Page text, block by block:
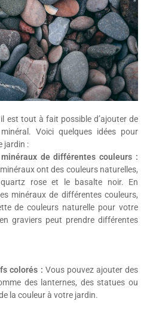
est tout à fait possible d’ajouter de
Voici quelques idées pour
jardin :
de différentes couleurs :
ont des couleurs naturelles,
rose et le basalte noir. En
minéraux de différentes couleurs,
de couleurs naturelle pour votre
graviers peut prendre différentes
colorés : Vous pouvez ajouter des
des lanternes, des statues ou
la couleur à votre jardin.